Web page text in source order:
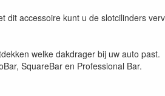
dit accessoire kunt u de slotcilinders
welke dakdrager bij uw auto past.
SquareBar en Professional Bar.